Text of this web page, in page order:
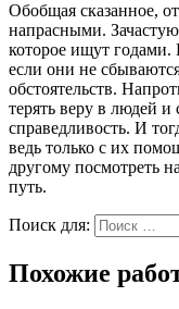
Обобщая сказанное,
напрасными.
которое ищут годами.
если они не
обстоятельств.
терять веру в людей
справедливость. И
ведь только с их
другому посмотреть
путь.
Поиск для:
Похожие